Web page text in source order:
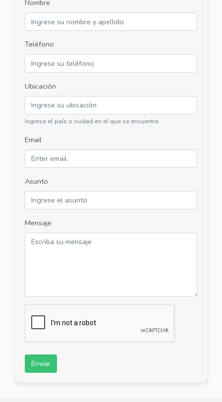
Nombre
Teléfono
Ubicación
Ingrese el país o ciudad en el que se encuentra
Email
Asunto
Mensaje
Enviar